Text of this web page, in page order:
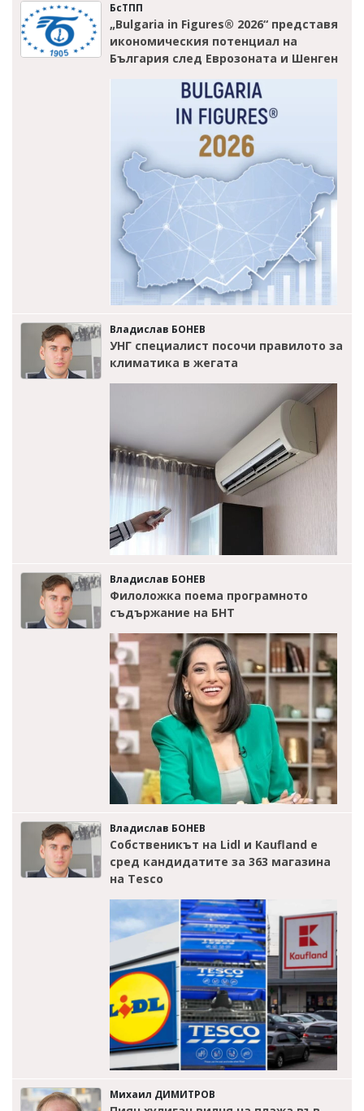
БсТПП
„Bulgaria in Figures® 2026“ представя
икономическия потенциал на
България след Еврозоната и Шенген
Владислав БОНЕВ
УНГ специалист посочи правилото за
климатика в жегата
Владислав БОНЕВ
Филоложка поема програмното
съдържание на БНТ
Владислав БОНЕВ
Собственикът на Lidl и Kaufland е
сред кандидатите за 363 магазина
на Tesco
Михаил ДИМИТРОВ